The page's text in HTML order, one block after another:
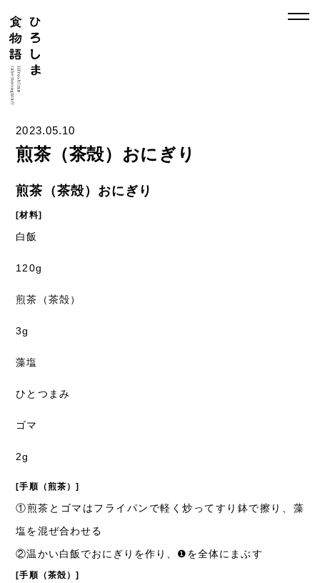
2023.05.10
煎茶（茶殻）おにぎり
煎茶（茶殻）おにぎり
[材料]
白飯
120g
煎茶（茶殻）
3g
藻塩
ひとつまみ
ゴマ
2g
[手順（煎茶）]
①煎茶とゴマはフライパンで軽く炒ってすり鉢で擦り、藻
塩を混ぜ合わせる
②温かい白飯でおにぎりを作り、❶を全体にまぶす
[手順（茶殻）]